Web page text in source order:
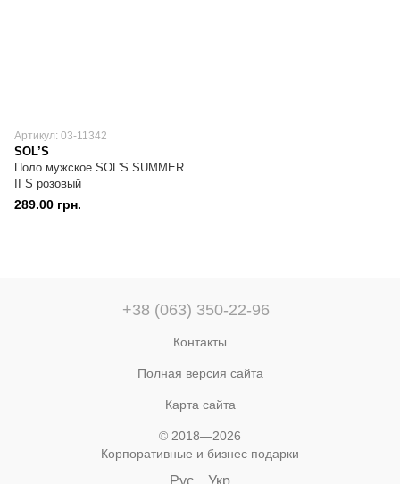
Артикул: 03-11342
SOL’S
Поло мужское SOL'S SUMMER
II S розовый
289.00 грн.
+38 (063) 350-22-96
Контакты
Полная версия сайта
Карта сайта
© 2018—2026
Корпоративные и бизнес подарки
Рус Укр